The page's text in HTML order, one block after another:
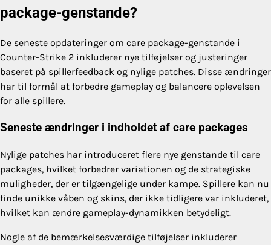
package-genstande?
De seneste opdateringer om care package-genstande i
Counter-Strike 2 inkluderer nye tilføjelser og justeringer
baseret på spillerfeedback og nylige patches. Disse ændringer
har til formål at forbedre gameplay og balancere oplevelsen
for alle spillere.
Seneste ændringer i indholdet af care packages
Nylige patches har introduceret flere nye genstande til care
packages, hvilket forbedrer variationen og de strategiske
muligheder, der er tilgængelige under kampe. Spillere kan nu
finde unikke våben og skins, der ikke tidligere var inkluderet,
hvilket kan ændre gameplay-dynamikken betydeligt.
Nogle af de bemærkelsesværdige tilføjelser inkluderer